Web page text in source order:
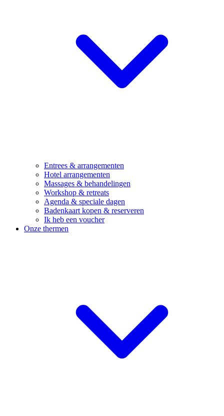
Entrees & arrangementen
Hotel arrangementen
Massages & behandelingen
Workshop & retreats
Agenda & speciale dagen
Badenkaart kopen & reserveren
Ik heb een voucher
Onze thermen